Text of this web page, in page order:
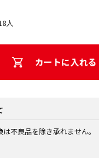
人
カートに入れる
不良品を除き承れません。